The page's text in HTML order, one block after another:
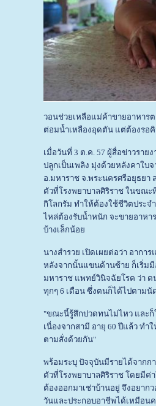
วอนช่วยเหลือแม่ค้าขายอาหาร
ต่อมน้ำเหลืองอุดตัน แต่ต้องรอคิ
เมื่อวันที่ 3 ต.ค. 57 ผู้สื่อข่าวราย
ปลูกเป็นเพลิง มุ่งด้วยหลังคาใบ
อ.มหาราช จ.พระนครศรีอยุธยา
ตัวที่โรงพยาบาลศิริราช ในขณ
กิโลกรัม ทำให้ต้องใช้ชีวิตประ
ไหล่ต้องรับน้ำหนัก จะขายอาห
บ้างเล็กน้อย
นางสำรวย เปิดเผยต่อว่า อากา
หลังจากนั้นแขนด้านซ้าย ก็เริ่มมี
มหาราช แพทย์วินิจฉัยโรค ว่า ต
ทุกๆ 6 เดือน ซึ่งตนก็ได้ไปตามนั
"ขณะนี้รู้สึกปวดทนไม่ไหว และก็
เนื่องจากสามี อายุ 60 ปีแล้ว ท
ตามสั่งด้วยกัน"
พร้อมระบุ ปัจจุบันมีรายได้จากก
ตัวที่โรงพยาบาลศิริราช โดยมีค่
ต้องออกมาเช่าบ้านอยู่ จึงอยาก
วันและประกอบอาชีพได้เหมือน